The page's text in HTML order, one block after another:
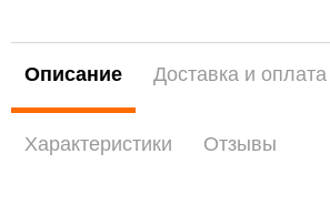
Описание Доставка и оплата
Характеристики Отзывы